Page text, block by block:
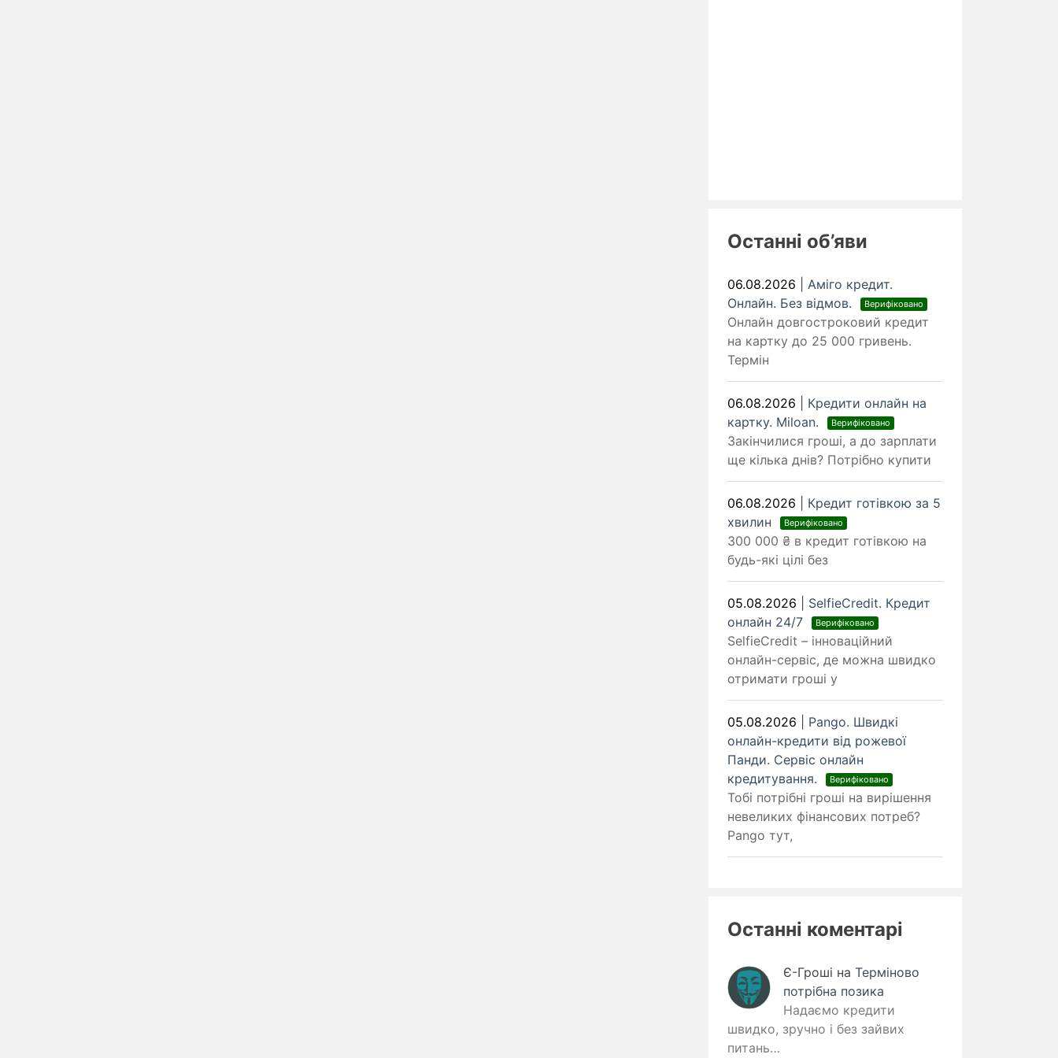
Останні об’яви
06.08.2026
Аміго кредит.
Онлайн. Без відмов.
Верифіковано
Онлайн довгостроковий кредит
на картку до 25 000 гривень.
Термін
06.08.2026
Кредити онлайн на
картку. Miloan.
Верифіковано
Закінчилися гроші, а до зарплати
ще кілька днів? Потрібно купити
06.08.2026
Кредит готівкою за 5
хвилин
Верифіковано
300 000 ₴ в кредит готівкою на
будь-які цілі без
05.08.2026
SelfieCredit. Кредит
онлайн 24/7
Верифіковано
SelfieCredit – інноваційний
онлайн-сервіс, де можна швидко
отримати гроші у
05.08.2026
Pango. Швидкі
онлайн-кредити від рожевої
Панди. Cервіс онлайн
кредитування.
Верифіковано
Тобі потрібні гроші на вирішення
невеликих фінансових потреб?
Pango тут,
Останні коментарі
Є-Гроші на Терміново
потрібна позика
Надаємо кредити
швидко, зручно і без зайвих
питань…